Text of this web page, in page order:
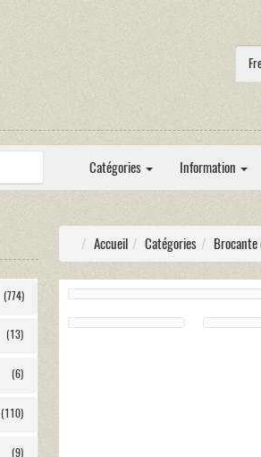
Catégories Information
(774)
(13)
(6)
(110)
(9)
Accueil Catégories